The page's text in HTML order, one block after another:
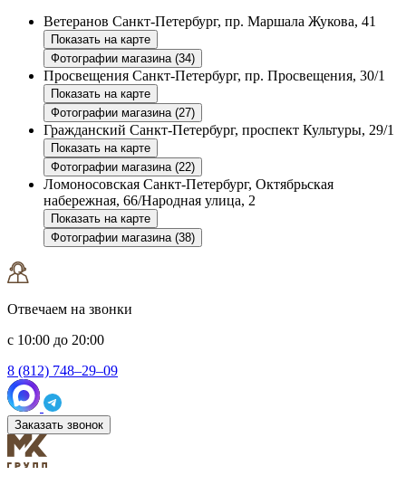
Ветеранов Санкт-Петербург, пр. Маршала Жукова, 41
Показать на карте
Фотографии магазина (34)
Просвещения Санкт-Петербург, пр. Просвещения, 30/1
Показать на карте
Фотографии магазина (27)
Гражданский Санкт-Петербург, проспект Культуры, 29/1
Показать на карте
Фотографии магазина (22)
Ломоносовская Санкт-Петербург, Октябрьская
набережная, 66/Народная улица, 2
Показать на карте
Фотографии магазина (38)
Отвечаем на звонки
с 10:00 до 20:00
8 (812) 748–29–09
Заказать звонок